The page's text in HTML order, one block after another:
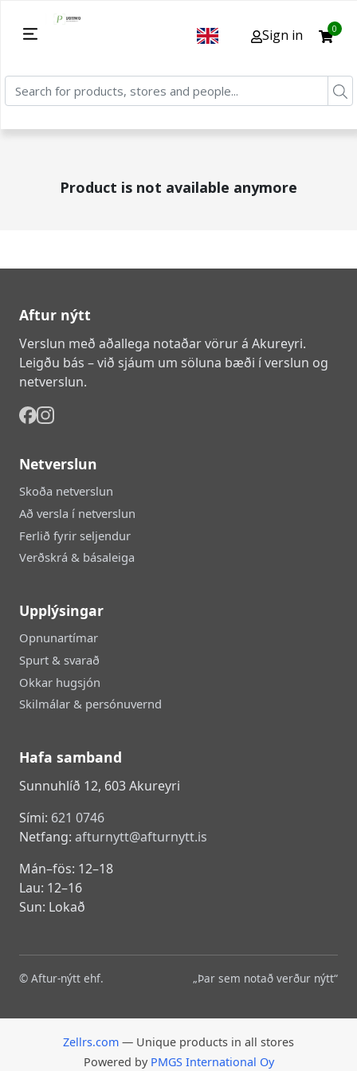
Sign in 0
Product is not available anymore
Aftur nýtt
Verslun með aðallega notaðar vörur á Akureyri.
Leigðu bás – við sjáum um söluna bæði í verslun og
netverslun.
Netverslun
Skoða netverslun
Að versla í netverslun
Ferlið fyrir seljendur
Verðskrá & básaleiga
Upplýsingar
Opnunartímar
Spurt & svarað
Okkar hugsjón
Skilmálar & persónuvernd
Hafa samband
Sunnuhlíð 12, 603 Akureyri
Sími: 621 0746
Netfang: afturnytt@afturnytt.is
Mán–fös: 12–18
Lau: 12–16
Sun: Lokað
© Aftur-nýtt ehf. „Þar sem notað verður nýtt“
Zellrs.com — Unique products in all stores
Powered by PMGS International Oy